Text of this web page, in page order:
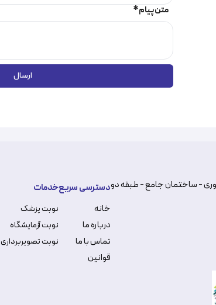
متن پیام *
ارسال
دسترسی سریع
خانه
درباره ما
تماس با ما
قوانین
خدمات
نوبت پزشک
نوبت آزمایشگاه
نوبت تصویربرداری
- ساختمان جامع - طبقه دو